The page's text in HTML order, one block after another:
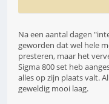
Na een aantal dagen
geworden dat wel hele
presteren, maar het
Sigma 800 set heb
alles op zijn plaats valt.
geweldig mooi laag.